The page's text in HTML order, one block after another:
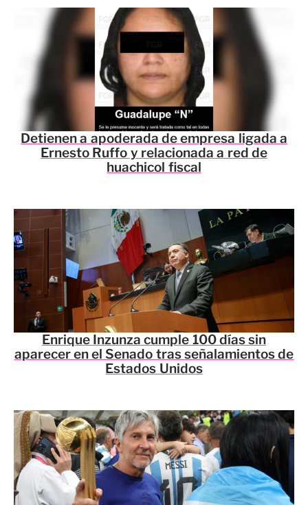
Detienen a apoderada de empresa ligada a
Ernesto Ruffo y relacionada a red de
huachicol fiscal
Enrique Inzunza cumple 100 días sin
aparecer en el Senado tras señalamientos de
Estados Unidos